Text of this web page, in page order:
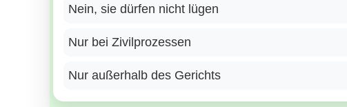
Nein, sie dürfen nicht lügen
Nur bei Zivilprozessen
Nur außerhalb des Gerichts